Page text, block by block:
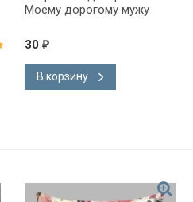
Моему дорогому мужу
30 ₽
В корзину